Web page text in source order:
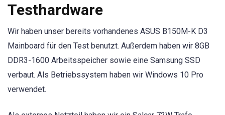
Testhardware
Wir haben unser bereits vorhandenes ASUS B150M-K D3
Mainboard für den Test benutzt. Außerdem haben wir 8GB
DDR3-1600 Arbeitsspeicher sowie eine Samsung SSD
verbaut. Als Betriebssystem haben wir Windows 10 Pro
verwendet.